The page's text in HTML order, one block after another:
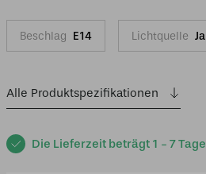
Die Lieferzeit beträgt 1 - 7 Tage
Beschlag E14 Lichtquelle Ja
Alle Produktspezifikationen